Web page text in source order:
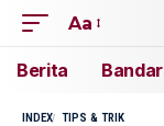
Aa
Berita
INDEX TIPS & TRIK